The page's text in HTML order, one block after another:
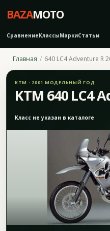
BAZAMOTO
СравнениеКлассыМаркиСтатьи
Главная 640 LC4 Adventure R
KTM · 2001 МОДЕЛЬНЫЙ ГОД
KTM 640 LC4
Класс не указан в каталоге